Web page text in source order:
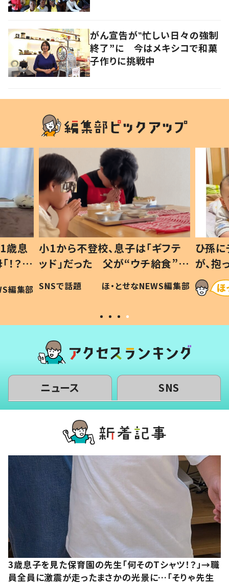
がん宣告が‟忙しい日々の強制
終了”に 今はメキシコで和菓
子作りに挑戦中
歳息
？」
編集部
小1から不登校、息子は「ギフテ
ッド」だった 父が“ウチ給食”を
作り続ける理由とは #令和の親
#令和の子
SNSで話題 ほ・とせなNEWS編集部
ひ孫
が、
「涙が
い」
ニュース SNS
3歳息子を見た保育園の先生「何そのTシャツ！？」→職
員全員に激震が走ったまさかの光景に…「そりゃ先生